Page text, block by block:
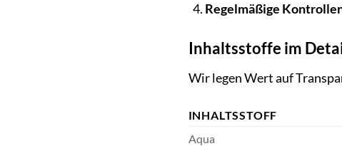
Regelmäßige
Inhaltsstoffe im
Wir legen Wert auf
INHALTSSTOFF
Aqua